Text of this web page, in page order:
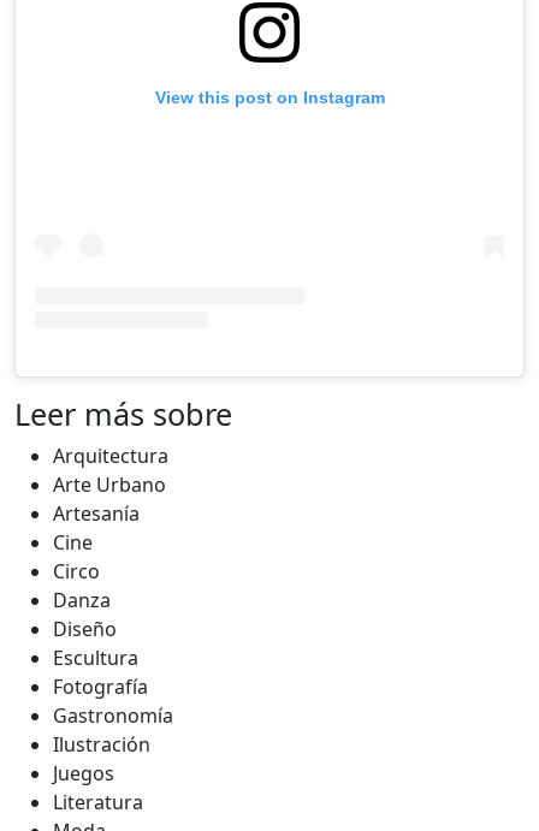
View this post on Instagram
Leer más sobre
Arquitectura
Arte Urbano
Artesanía
Cine
Circo
Danza
Diseño
Escultura
Fotografía
Gastronomía
Ilustración
Juegos
Literatura